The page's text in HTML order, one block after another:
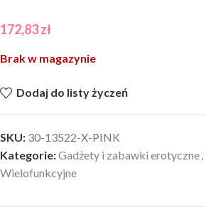
172,83zł
Brak w magazynie
Dodaj do listy życzeń
SKU: 30-13522-X-PINK
Kategorie:Gadżety i zabawki erotyczne,
Wielofunkcyjne